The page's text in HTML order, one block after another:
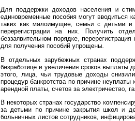
Для поддержки доходов населения и
единовременные пособия могут вводиться
таких как малоимущие, семьи с детьми
перерегистрации на них. Получить
беззаявительном порядке,
для получения пособий упрощены.
В отдельных зарубежных странах
безработице и увеличения сроков
этого, лица, чьи трудовые доходы
процедур банкротства по причине
арендной платы, счетов за электричество,
В некоторых странах государство
за детьми по причине закрытия школ и
больничных листов сотрудников,